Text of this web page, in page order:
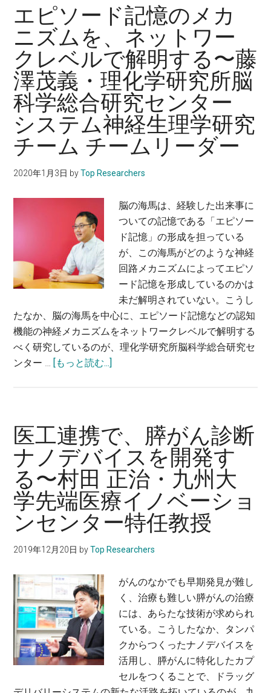
す〜
田
中
克
典・
東
京
工
業
大
教
理
化
学
研
究
所
主
任
研
究
計」
の
開
発
で、
新
時
代
の
バ
イ
ス
を
開
発
す
る〜
吉
田
大
学
大
学
院
学
特
任
准
教
授
エピソード記憶のメカ
ニズムを、ネットワー
クレベルで解明する〜藤
澤茂義・理化学研究所脳
科学総合研究センター
システム神経生理学研究
チーム チームリーダー
2020年1月3日 byTop Researchers
脳の海馬は、経験した出来事に
ついての記憶である「エピソー
ド記憶」の形成を担っている
が、この海馬がどのような神経
回路メカニズムによってエピソ
ード記憶を形成しているのかは
未だ解明されていない。こうし
たなか、脳の海馬を中心に、エピソード記憶などの認知
機能の神経メカニズムをネットワークレベルで解明する
べく研究しているのが、理化学研究所脳科学総合研究セ
ンター …
[もっと読む...]
ー
ド
記
憶
の
メ
カ
ズ
を、
ネ
ッ
ト
ワ
ー
ク
医工連携で、膵がん診断
ナノデバイスを開発す
る〜村田 正治・九州大
学先端医療イノベーショ
ンセンター特任教授
2019年12月20日 byTop Researchers
がんのなかでも早期発見が難し
く、治療も難しい膵がんの治療
には、あらたな技術が求められ
ている。こうしたなか、タンパ
クからつくったナノデバイスを
活用し、膵がんに特化したカプ
セルをつくることで、ドラッグ